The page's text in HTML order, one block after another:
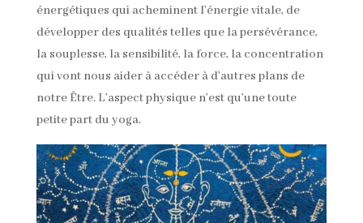
énergétiques qui acheminent l’énergie vitale, de
développer des qualités telles que la persévérance,
la souplesse, la sensibilité, la force, la concentration
qui vont nous aider à accéder à d’autres plans de
notre Être. L’aspect physique n’est qu’une toute
petite part du yoga.